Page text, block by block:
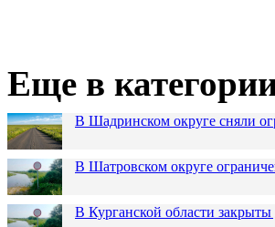
Еще в
В Шадринском округе сняли
В Шатровском округе
В Курганской области закрыты